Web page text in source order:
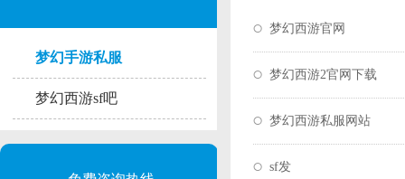
梦幻手游私服
梦幻西游sf吧
梦幻西游官网
梦幻西游2官网下载
梦幻西游私服网站
sf发